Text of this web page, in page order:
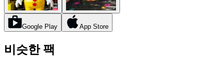
Google Play App Store
비슷한 팩